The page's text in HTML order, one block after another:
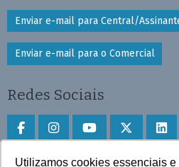
Utilizamos cookies essenciais
Enviar e-mail para Central/
Enviar e-mail para o Comercial
Redes Sociais